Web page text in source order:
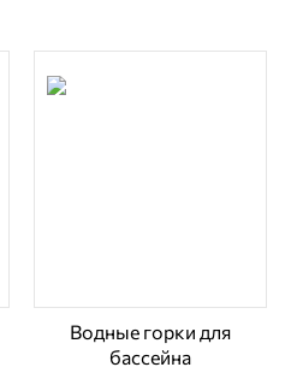
Водные горки для
бассейна